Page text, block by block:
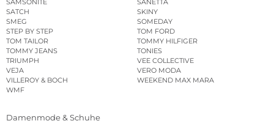
SAMSONITE
SANETTA
SATCH
SKINY
SMEG
SOMEDAY
STEP BY STEP
TOM FORD
TOM TAILOR
TOMMY HILFIGER
TOMMY JEANS
TONIES
TRIUMPH
VEE COLLECTIVE
VEJA
VERO MODA
VILLEROY & BOCH
WEEKEND MAX MARA
WMF
Damenmode & Schuhe